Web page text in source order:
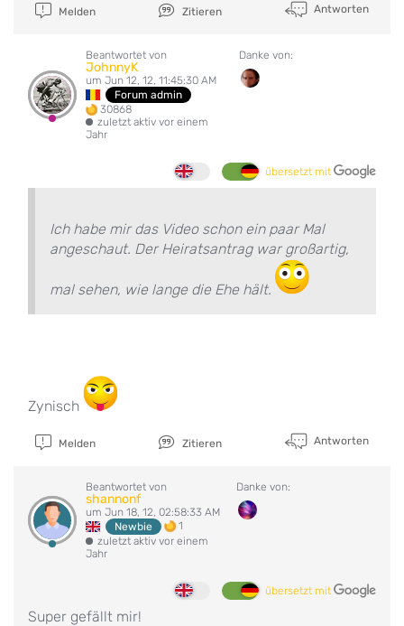
Melden Zitieren Antworten
Beantwortet von
JohnnyK
um Jun 12, 12, 11:45:30 AM
Forum admin
30868
zuletzt aktiv vor einem
Jahr
Danke von:
übersetzt mit
Ich habe mir das Video schon ein paar Mal
angeschaut. Der Heiratsantrag war großartig,
mal sehen, wie lange die Ehe hält.
Zynisch
Melden Zitieren Antworten
Beantwortet von
shannonf
um Jun 18, 12, 02:58:33 AM
Newbie
1
zuletzt aktiv vor einem
Jahr
Danke von:
übersetzt mit
Super gefällt mir!